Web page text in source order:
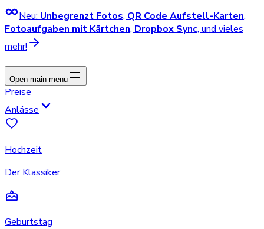
Neu: Unbegrenzt Fotos, QR Code Aufstell-Karten,
Fotoaufgaben mit Kärtchen, Dropbox Sync, und vieles
mehr!
Open main menu
Preise
Anlässe
Hochzeit
Der Klassiker
Geburtstag